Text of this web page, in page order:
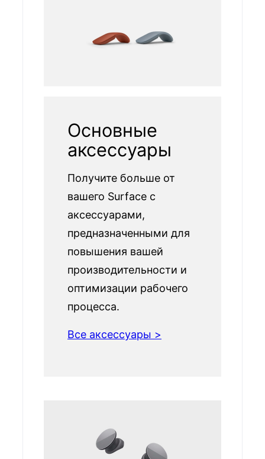
Основные
аксессуары
Получите больше от
вашего Surface с
аксессуарами,
предназначенными для
повышения вашей
производительности и
оптимизации рабочего
процесса.
Все аксессуары >